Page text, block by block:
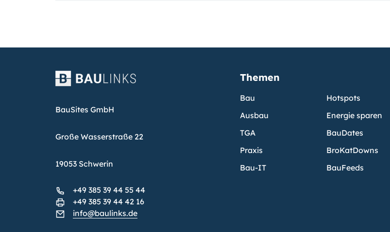
BauSites GmbH
Große Wasserstraße 22
19053 Schwerin
+49 385 39 44 55 44
+49 385 39 44 42 16
info@baulinks.de
Themen
Bau
Ausbau
TGA
Praxis
Bau-IT
Hotspots
Energie sparen
BauDates
BroKatDowns
BauFeeds